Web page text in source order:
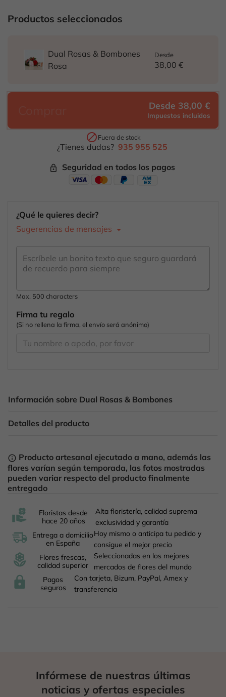
¿Qué le quieres decir?
Sugerencias de mensajes
Max. 500 characters
Firma tu regalo
(Si no rellena la firma, el envío será anónimo)
Información sobre Dual Rosas & Bombones
Detalles del producto
info_outline Producto artesanal ejecutado a mano, además las
flores varían según temporada, las fotos mostradas
pueden variar respecto del producto finalmente
entregado
Productos seleccionados
Dual Rosas & Bombones
Rosa
Desde
38,00 €
Fuera de stock
Desde 38,00 €
Impuestos incluidos
¿Tienes dudas? 935 955 525
lock_outline Seguridad en todos los pagos
Floristas desde
hace 20 años
Alta floristería, calidad suprema
exclusividad y garantía
Entrega a domicilio
en España
Hoy mismo o anticipa tu pedido y
consigue el mejor precio
Flores frescas,
calidad superior
Seleccionadas en los mejores
mercados de flores del mundo
Pagos
seguros
Con tarjeta, Bizum, PayPal, Amex y
transferencia
Infórmese de nuestras últimas
noticias y ofertas especiales